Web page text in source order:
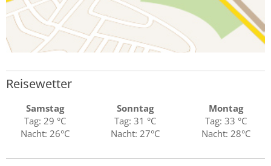
Reisewetter
Samstag
Tag: 29 °C
Nacht: 26°C
Sonntag
Tag: 31 °C
Nacht: 27°C
Montag
Tag: 33 °C
Nacht: 28°C